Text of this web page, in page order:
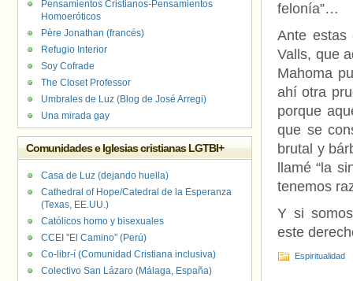
felonía”…
Ante estas
Valls, que
Mahoma
ahí otra
porque
que se
brutal y
llamé “la
tenemos
Y si
este
Espiritualidad
Pensamientos Cristianos-Pensamientos
Homoeróticos
Père Jonathan (francés)
Refugio Interior
Soy Cofrade
The Closet Professor
Umbrales de Luz (Blog de José Arregi)
Una mirada gay
Comunidades e Iglesias cristianas LGTBI+
Casa de Luz (dejando huella)
Cathedral of Hope/Catedral de la Esperanza
(Texas, EE.UU.)
Católicos homo y bisexuales
CCEI "El Camino" (Perú)
Co-libr-í (Comunidad Cristiana inclusiva)
Colectivo San Lázaro (Málaga, España)